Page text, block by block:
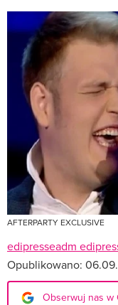
AFTERPARTY EXCLUSIVE
edipresseadm
Opublikowano:
Obserwuj nas w